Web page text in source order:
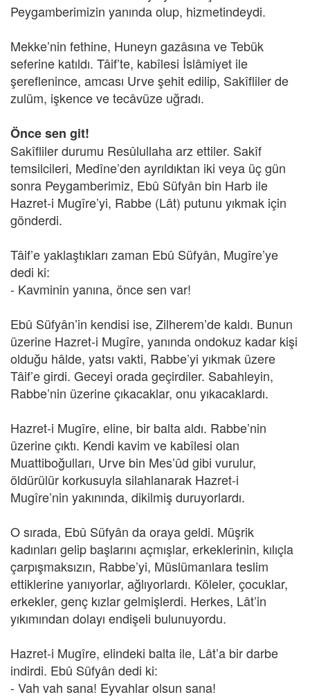
Peygamberimizin yanında olup, hizmetindeydi.
Mekke’nin fethine, Huneyn gazâsına ve Tebük
seferine katıldı. Tâif’te, kabîlesi İslâmiyet ile
şereflenince, amcası Urve şehit edilip, Sakîfliler de
zulüm, işkence ve tecâvüze uğradı.
Önce sen git!
Sakîfliler durumu Resûlullaha arz ettiler. Sakîf
temsilcileri, Medîne’den ayrıldıktan iki veya üç gün
sonra Peygamberimiz, Ebû Süfyân bin Harb ile
Hazret-i Mugîre’yi, Rabbe (Lât) putunu yıkmak için
gönderdi.
Tâif’e yaklaştıkları zaman Ebû Süfyân, Mugîre’ye
dedi ki:
- Kavminin yanına, önce sen var!
Ebû Süfyân’in kendisi ise, Zilherem’de kaldı. Bunun
üzerine Hazret-i Mugîre, yanında ondokuz kadar kişi
olduğu hâlde, yatsı vakti, Rabbe’yi yıkmak üzere
Tâif’e girdi. Geceyi orada geçirdiler. Sabahleyin,
Rabbe’nin üzerine çıkacaklar, onu yıkacaklardı.
Hazret-i Mugîre, eline, bir balta aldı. Rabbe’nin
üzerine çıktı. Kendi kavim ve kabîlesi olan
Muattiboğulları, Urve bin Mes’ûd gibi vurulur,
öldürülür korkusuyla silahlanarak Hazret-i
Mugîre’nin yakınında, dikilmiş duruyorlardı.
O sırada, Ebû Süfyân da oraya geldi. Müşrik
kadınları gelip başlarını açmışlar, erkeklerinin, kılıçla
çarpışmaksızın, Rabbe’yi, Müslümanlara teslim
ettiklerine yanıyorlar, ağlıyorlardı. Köleler, çocuklar,
erkekler, genç kızlar gelmişlerdi. Herkes, Lât’in
yıkımından dolayı endişeli bulunuyordu.
Hazret-i Mugîre, elindeki balta ile, Lât’a bir darbe
indirdi. Ebû Süfyân dedi ki:
- Vah vah sana! Eyvahlar olsun sana!